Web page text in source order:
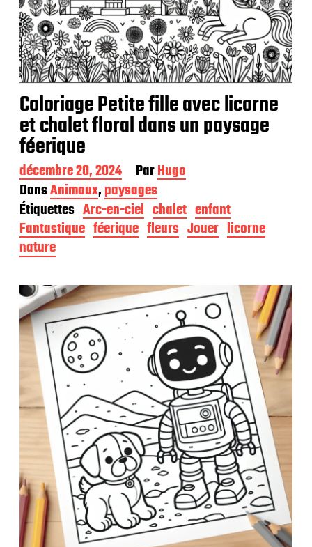
Coloriage Petite fille avec licorne
et chalet floral dans un paysage
féerique
D
a
t
e
d
e
p
b
l
i
c
a
n
décembre 20, 2024 ParHugo
DansAnimaux,paysages
Étiquettes Arc-en-ciel chalet enfant
Fantastique féerique fleurs Jouer licorne
nature